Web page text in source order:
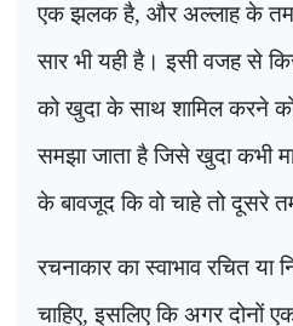
एक झलक है, और अल्लाह के
सार भी यही है। इसी वजह से
को खुदा के साथ शामिल करने
समझा जाता है जिसे खुदा कभी
के बावजूद कि वो चाहे तो दूसरे
रचनाकार का स्वाभाव रचित या
चाहिए, इसलिए कि अगर दोनों